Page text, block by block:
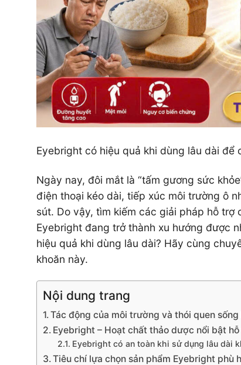
Eyebright có hiệu quả khi dùng lâu dài
Ngày nay, đôi mắt là “tấm gương sức
điện thoại kéo dài, tiếp xúc môi trường ô
sút. Do vậy, tìm kiếm các giải pháp hỗ
Eyebright đang trở thành xu hướng được
hiệu quả khi dùng lâu dài? Hãy cùng
khoăn này.
Nội dung trang
Tác động của môi trường và thói quen
Eyebright – Hoạt chất thảo dược nổi bật
Eyebright có an toàn khi sử dụng lâu dài
Tiêu chí lựa chọn sản phẩm Eyebright phù